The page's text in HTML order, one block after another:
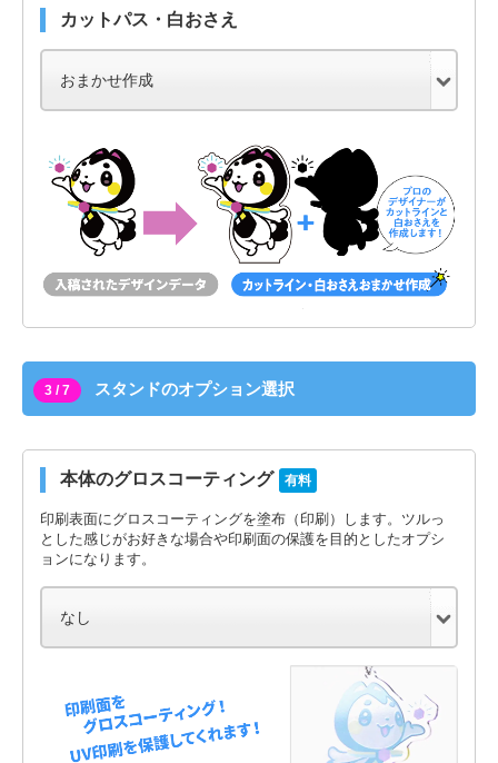
カットパス・白おさえ
3 / 7 スタンドのオプション選択
本体のグロスコーティング 有料
印刷表面にグロスコーティングを塗布（印刷）します。ツルっ
とした感じがお好きな場合や印刷面の保護を目的としたオプシ
ョンになります。